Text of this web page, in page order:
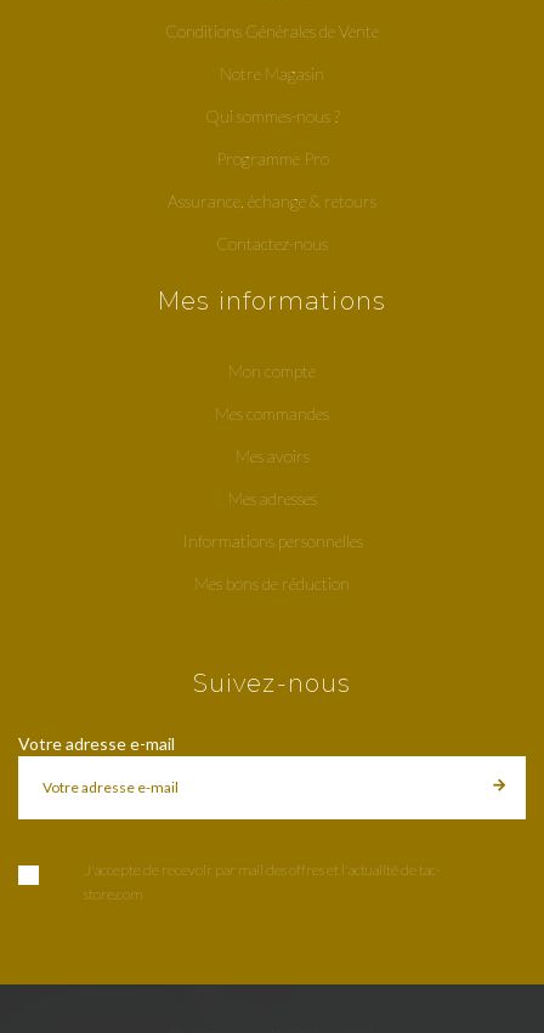
Conditions Générales de Vente
Notre Magasin
Qui sommes-nous ?
Programme Pro
Assurance, échange & retours
Contactez-nous
Mes informations
Mon compte
Mes commandes
Mes avoirs
Mes adresses
Informations personnelles
Mes bons de réduction
Suivez-nous
Votre adresse e-mail
J'accepte de recevoir par mail des offres et l'actualité de tac-
store.com